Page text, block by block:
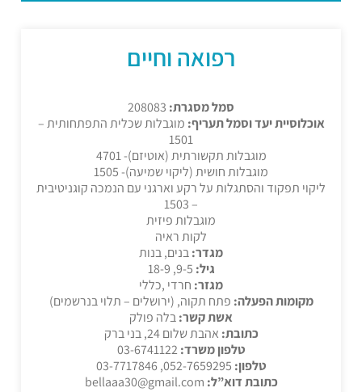
רפואה וחיים
סמל מסגרת:
אוכלוסיית יעד וסמל תעריף: מוגבלות שכלית התפתחותית –
1501
מוגבלות תקשורתית (אוטיזם)- 4701
מוגבלות חושית (ליקוי שמיעה)- 1505
ליקוי תפקוד והסתגלות על רקע וארגני עם הנמכה קוגניטיבית
– 1503
מוגבלות פיזית
לקות ראיה
מגדר:בנים, בנות
גיל: 9-5, 18-9
מגזר: חרדי ,כללי
מקומות הפעלה: פתח תקוה, (ירושלים – תלוי בנרשמים)
אשת קשר:בלה פולק
כתובת: אהבת שלום 24, בני ברק
טלפון משרד:
טלפון:
כתובת דוא”ל: